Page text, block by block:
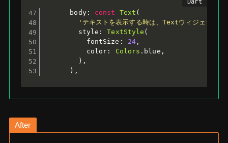
      body
: const Text (
'テキストを表示する時は、Textウィジェット
        style
: TextStyle (
          fontSize
: 24 ,
          color
: Colors . blue ,
) ,
) ,
After